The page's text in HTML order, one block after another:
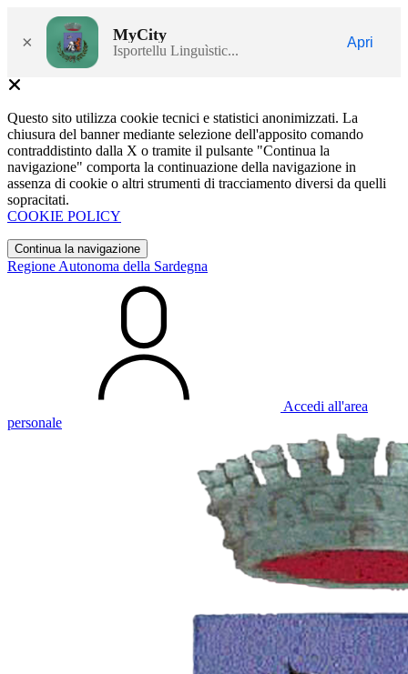
× MyCity
Isportellu Linguìstic...
Apri
Questo sito utilizza cookie tecnici e statistici anonimizzati. La
chiusura del banner mediante selezione dell'apposito comando
contraddistinto dalla X o tramite il pulsante "Continua la
navigazione" comporta la continuazione della navigazione in
assenza di cookie o altri strumenti di tracciamento diversi da quelli
sopracitati.
COOKIE POLICY
Continua la navigazione
Regione Autonoma della Sardegna
Accedi all'area
personale